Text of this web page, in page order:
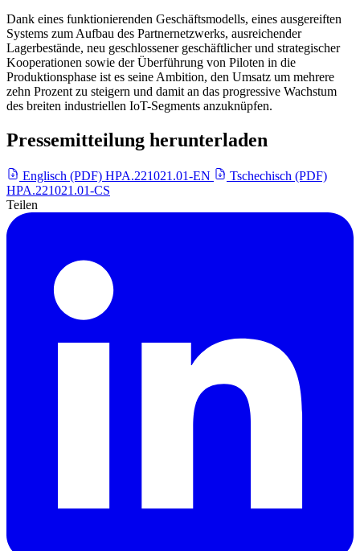
Dank eines funktionierenden Geschäftsmodells, eines ausgereiften
Systems zum Aufbau des Partnernetzwerks, ausreichender
Lagerbestände, neu geschlossener geschäftlicher und strategischer
Kooperationen sowie der Überführung von Piloten in die
Produktionsphase ist es seine Ambition, den Umsatz um mehrere
zehn Prozent zu steigern und damit an das progressive Wachstum
des breiten industriellen IoT-Segments anzuknüpfen.
Pressemitteilung herunterladen
Englisch (PDF) HPA.221021.01-EN
Tschechisch (PDF)
HPA.221021.01-CS
Teilen